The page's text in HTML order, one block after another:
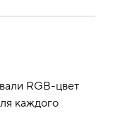
RGB-цвет
каждого